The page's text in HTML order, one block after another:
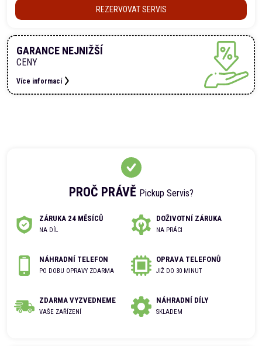
PROČ PRÁVĚ Pickup Servis?
ZÁRUKA 24 MĚSÍCŮ
NA DÍL
DOŽIVOTNÍ ZÁRUKA
NA PRÁCI
NÁHRADNÍ TELEFON
PO DOBU OPRAVY ZDARMA
OPRAVA TELEFONŮ
JIŽ DO 30 MINUT
ZDARMA VYZVEDNEME
VAŠE ZAŘÍZENÍ
NÁHRADNÍ DÍLY
SKLADEM
REZERVOVAT SERVIS
GARANCE NEJNIŽŠÍ
CENY
Více informací